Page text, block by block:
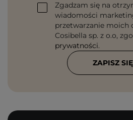
Zgadzam się na
wiadomości
przetwarzanie moich
Cosibella sp. z o.o,
prywatności.
ZAPISZ SIĘ